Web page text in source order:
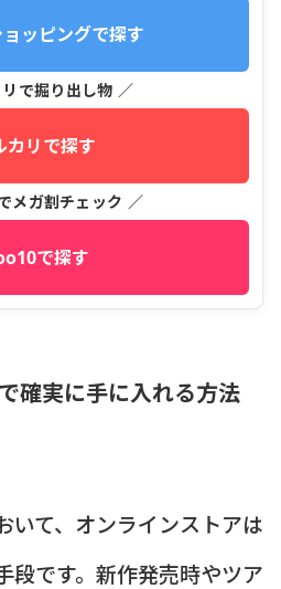
ッピングで探す
で掘り出し物 ／
カリで探す
メガ割チェック ／
で探す
確実に手に入れる方法
いて、オンラインストアは
段です。新作発売時やツア